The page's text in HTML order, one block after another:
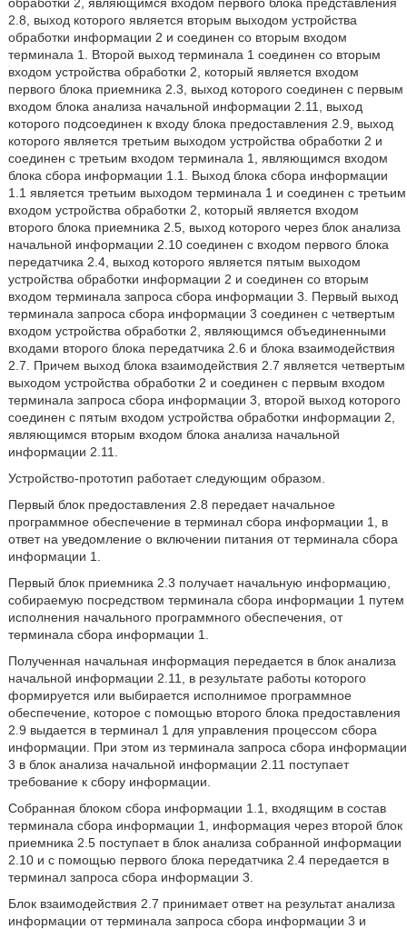
2.8, выход которого является вторым выходом устройства
обработки информации 2 и соединен со вторым входом
терминала 1. Второй выход терминала 1 соединен со вторым
входом устройства обработки 2, который является входом
первого блока приемника 2.3, выход которого соединен с первым
входом блока анализа начальной информации 2.11, выход
которого подсоединен к входу блока предоставления 2.9, выход
которого является третьим выходом устройства обработки 2 и
соединен с третьим входом терминала 1, являющимся входом
блока сбора информации 1.1. Выход блока сбора информации
1.1 является третьим выходом терминала 1 и соединен с третьим
входом устройства обработки 2, который является входом
второго блока приемника 2.5, выход которого через блок анализа
начальной информации 2.10 соединен с входом первого блока
передатчика 2.4, выход которого является пятым выходом
устройства обработки информации 2 и соединен со вторым
входом терминала запроса сбора информации 3. Первый выход
терминала запроса сбора информации 3 соединен с четвертым
входом устройства обработки 2, являющимся объединенными
входами второго блока передатчика 2.6 и блока взаимодействия
2.7. Причем выход блока взаимодействия 2.7 является четвертым
выходом устройства обработки 2 и соединен с первым входом
терминала запроса сбора информации 3, второй выход которого
соединен с пятым входом устройства обработки информации 2,
являющимся вторым входом блока анализа начальной
информации 2.11.
Устройство-прототип работает следующим образом.
Первый блок предоставления 2.8 передает начальное
программное обеспечение в терминал сбора информации 1, в
ответ на уведомление о включении питания от терминала сбора
информации 1.
Первый блок приемника 2.3 получает начальную информацию,
собираемую посредством терминала сбора информации 1 путем
исполнения начального программного обеспечения, от
терминала сбора информации 1.
Полученная начальная информация передается в блок анализа
начальной информации 2.11, в результате работы которого
формируется или выбирается исполнимое программное
обеспечение, которое с помощью второго блока предоставления
2.9 выдается в терминал 1 для управления процессом сбора
информации. При этом из терминала запроса сбора информации
3 в блок анализа начальной информации 2.11 поступает
требование к сбору информации.
Собранная блоком сбора информации 1.1, входящим в состав
терминала сбора информации 1, информация через второй блок
приемника 2.5 поступает в блок анализа собранной информации
2.10 и с помощью первого блока передатчика 2.4 передается в
терминал запроса сбора информации 3.
Блок взаимодействия 2.7 принимает ответ на результат анализа
информации от терминала запроса сбора информации 3 и